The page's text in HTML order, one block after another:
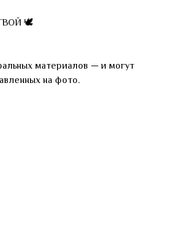
🕊
материалов — и могут
на фото.